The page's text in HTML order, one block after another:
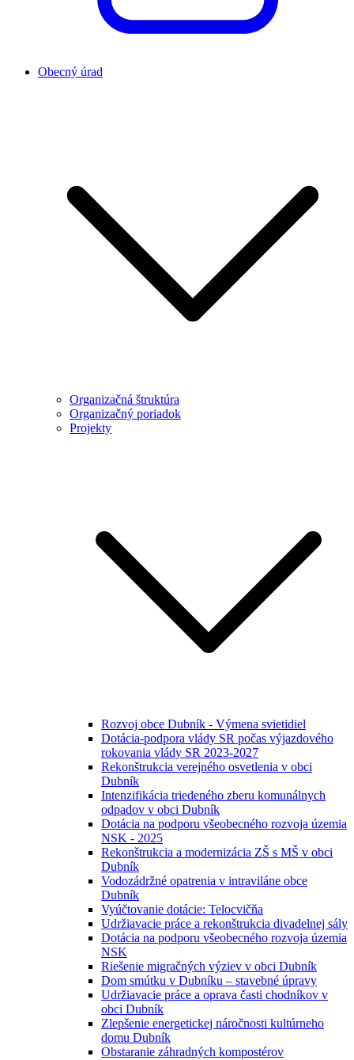
Obecný úrad
Organizačná štruktúra
Organizačný poriadok
Projekty
Rozvoj obce Dubník - Výmena svietidiel
Dotácia-podpora vlády SR počas výjazdového
rokovania vlády SR 2023-2027
Rekonštrukcia verejného osvetlenia v obci
Dubník
Intenzifikácia triedeného zberu komunálnych
odpadov v obci Dubník
Dotácia na podporu všeobecného rozvoja územia
NSK - 2025
Rekonštrukcia a modernizácia ZŠ s MŠ v obci
Dubník
Vodozádržné opatrenia v intraviláne obce
Dubník
Vyúčtovanie dotácie: Telocvičňa
Udržiavacie práce a rekonštrukcia divadelnej sály
Dotácia na podporu všeobecného rozvoja územia
NSK
Riešenie migračných výziev v obci Dubník
Dom smútku v Dubníku – stavebné úpravy
Udržiavacie práce a oprava časti chodníkov v
obci Dubník
Zlepšenie energetickej náročnosti kultúrneho
domu Dubník
Obstaranie záhradných kompostérov